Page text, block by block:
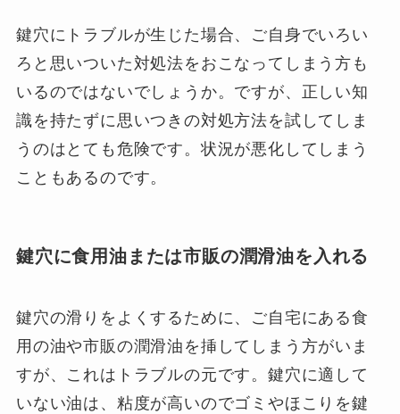
鍵穴にトラブルが生じた場合、ご自身でいろい
ろと思いついた対処法をおこなってしまう方も
いるのではないでしょうか。ですが、正しい知
識を持たずに思いつきの対処方法を試してしま
うのはとても危険です。状況が悪化してしまう
こともあるのです。
鍵穴に食用油または市販の潤滑油を入れる
鍵穴の滑りをよくするために、ご自宅にある食
用の油や市販の潤滑油を挿してしまう方がいま
すが、これはトラブルの元です。鍵穴に適して
いない油は、粘度が高いのでゴミやほこりを鍵